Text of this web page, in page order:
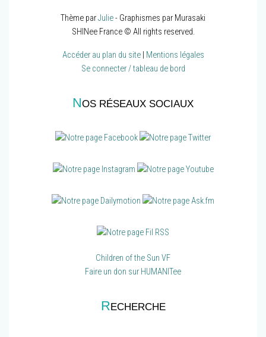
Thème parJulie- Graphismes par Murasaki
SHINee France © All rights reserved.
Accéder au plan du site| Mentions légales
Se connecter / tableau de bord
NOS RÉSEAUX SOCIAUX
Children of the Sun VF
Faire un don sur HUMANITee
RECHERCHE